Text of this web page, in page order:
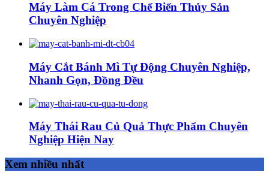
Máy Làm Cá Trong Chế Biến Thủy Sản
Chuyên Nghiệp
Máy Cắt Bánh Mì Tự Động Chuyên Nghiệp,
Nhanh Gọn, Đồng Đều
Máy Thái Rau Củ Quả Thực Phẩm Chuyên
Nghiệp Hiện Nay
Xem nhiều nhất